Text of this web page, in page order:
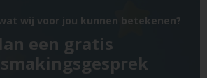
wij voor jou kunnen betekenen?
een gratis